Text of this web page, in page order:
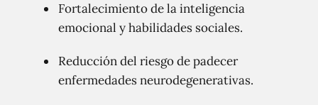
Fortalecimiento de la inteligencia
emocional y habilidades sociales.
Reducción del riesgo de padecer
enfermedades neurodegenerativas.